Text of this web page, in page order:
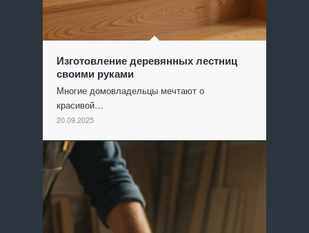
Изготовление деревянных лестниц
своими руками
Многие домовладельцы мечтают о
красивой…
20.09.2025